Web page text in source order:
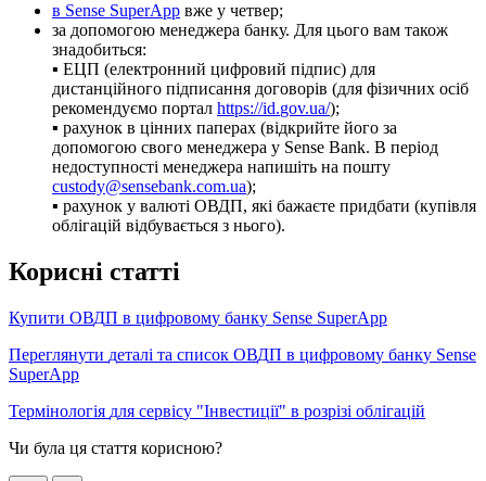
в Sеnse SuperApp вже у четвер;
за допомогою менеджера банку. Для цього вам також
знадобиться:
▪ ЕЦП (електронний цифровий підпис) для
дистанційного підписання договорів (для фізичних осіб
рекомендуємо портал https://id.gov.ua/);
▪ рахунок в цінних паперах (відкрийте його за
допомогою свого менеджера у Sense Bank. В період
недоступності менеджера напишіть на пошту
custody@sensebank.com.ua);
▪ рахунок у валюті ОВДП, які бажаєте придбати (купівля
облігацій відбувається з нього).
Корисні статті
Купити ОВДП в цифровому банку Sense SuperApp
Переглянути деталі та список ОВДП в цифровому банку Sense
SuperApp
Термінологія для сервісу "Інвестиції" в розрізі облігацій
Чи була ця стаття корисною?